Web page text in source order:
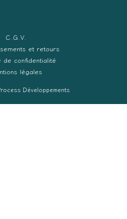
C.G.V.
et retours
de confidentialité
légales
Développements